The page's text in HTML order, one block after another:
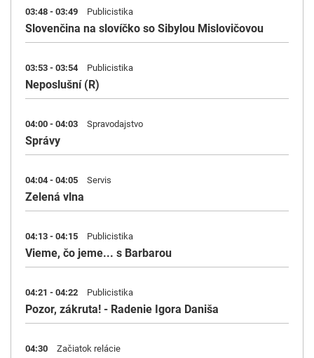
03:48 - 03:49 Publicistika
Slovenčina na slovíčko so Sibylou Mislovičovou
03:53 - 03:54 Publicistika
Neposlušní (R)
04:00 - 04:03 Spravodajstvo
Správy
04:04 - 04:05 Servis
Zelená vlna
04:13 - 04:15 Publicistika
Vieme, čo jeme... s Barbarou
04:21 - 04:22 Publicistika
Pozor, zákruta! - Radenie Igora Daniša
04:30 Začiatok relácie